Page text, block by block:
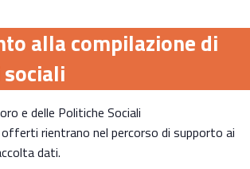
alla compilazione di
sociali
e delle Politiche Sociali
offerti rientrano nel percorso di supporto ai
dati.